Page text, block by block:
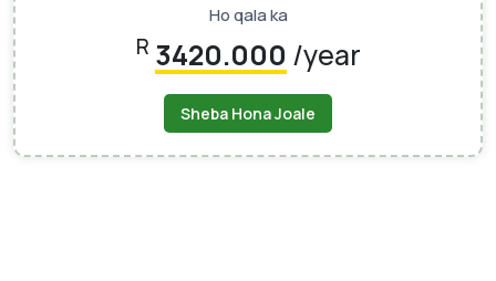
Ho qala ka
R 3420.000 /year
Sheba Hona Joale